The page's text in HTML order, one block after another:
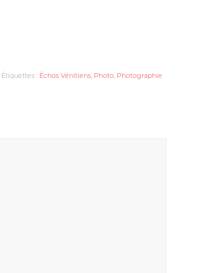
Étiquettes : Échos Vénitiens, Photo, Photographie